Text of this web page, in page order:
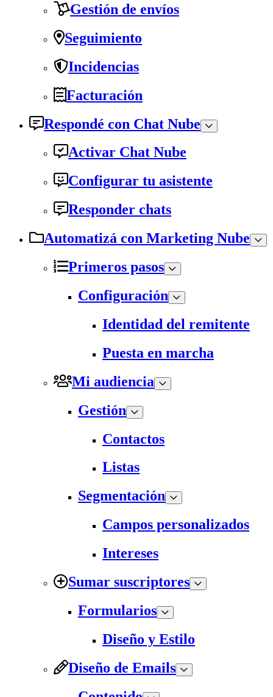
Gestión de envíos
Seguimiento
Incidencias
Facturación
Respondé con Chat Nube
Activar Chat Nube
Configurar tu asistente
Responder chats
Automatizá con Marketing Nube
Primeros pasos
Configuración
Identidad del remitente
Puesta en marcha
Mi audiencia
Gestión
Contactos
Listas
Segmentación
Campos personalizados
Intereses
Sumar suscriptores
Formularios
Diseño y Estilo
Diseño de Emails